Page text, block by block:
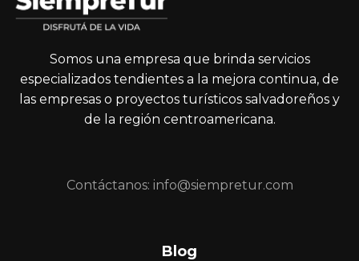
Somos una empresa que brinda servicios
especializados tendientes a la mejora continua, de
las empresas o proyectos turísticos salvadoreños y
de la región centroamericana.
Contáctanos: info@siempretur.com
Blog